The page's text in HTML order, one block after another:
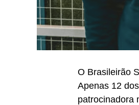
O Brasileirão
Apenas 12
patrocinadora